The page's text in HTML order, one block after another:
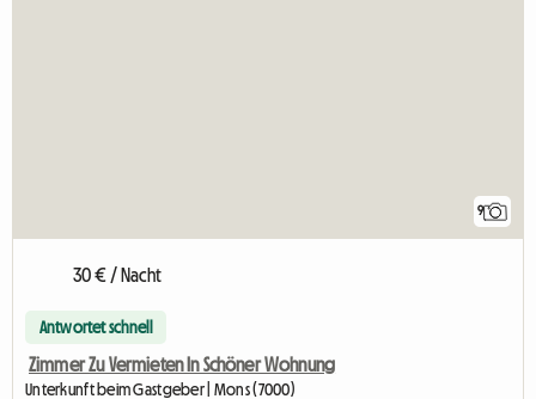
9
30 € / Nacht
Antwortet schnell
Zimmer Zu Vermieten In Schöner Wohnung
Unterkunft beim Gastgeber | Mons (7000)